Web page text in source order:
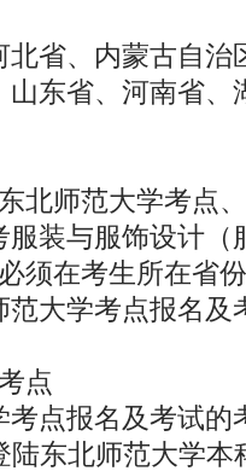
省、内蒙古自治
东省、河南省、
师范大学考点、
装与服饰设计（
须在考生所在省
大学考点报名及
点
报名及考试的
陆东北师范大学